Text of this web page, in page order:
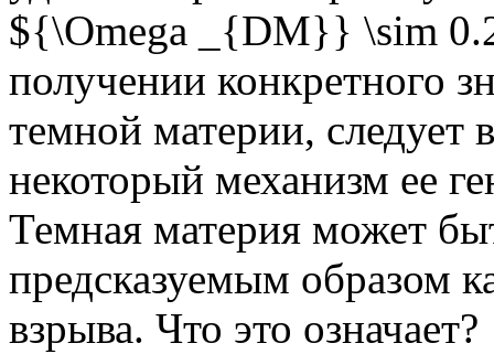
${\Omega _{DM}} \sim
получении конкретного
темной материи, следует
некоторый механизм ее
Темная материя может
предсказуемым образом
взрыва. Что это означает?